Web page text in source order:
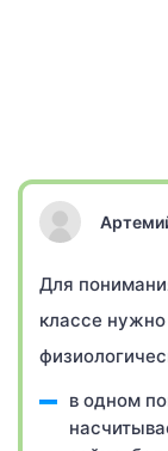
Для
классе
в одном